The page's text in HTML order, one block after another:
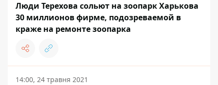
Люди Терехова сольют на зоопарк Харькова
30 миллионов фирме, подозреваемой в
краже на ремонте зоопарка
14:00, 24 травня 2021